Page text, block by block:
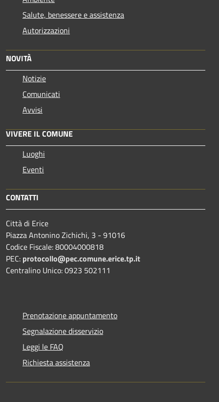
Salute, benessere e assistenza
Autorizzazioni
NOVITÀ
Notizie
Comunicati
Avvisi
VIVERE IL COMUNE
Luoghi
Eventi
CONTATTI
Città di Erice
Piazza Antonino Zichichi, 3 - 91016
Codice Fiscale: 80004000818
PEC: protocollo@pec.comune.erice.tp.it
Centralino Unico: 0923 502111
Prenotazione appuntamento
Segnalazione disservizio
Leggi le FAQ
Richiesta assistenza